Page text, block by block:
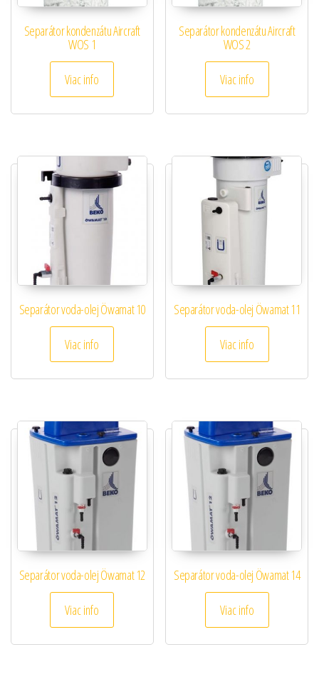
Separátor kondenzátu Aircraft
WOS 1
Viac info
Separátor kondenzátu Aircraft
WOS 2
Viac info
Separátor voda-olej Öwamat 10
Viac info
Separátor voda-olej Öwamat 11
Viac info
Separátor voda-olej Öwamat 12
Viac info
Separátor voda-olej Öwamat 14
Viac info